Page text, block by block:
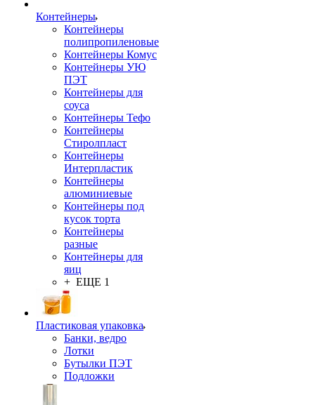
Контейнеры
Контейнеры
полипропиленовые
Контейнеры Комус
Контейнеры УЮ
ПЭТ
Контейнеры для
соуса
Контейнеры Тефо
Контейнеры
Стиролпласт
Контейнеры
Интерпластик
Контейнеры
алюминиевые
Контейнеры под
кусок торта
Контейнеры
разные
Контейнеры для
яиц
+ ЕЩЕ 1
Пластиковая упаковка
Банки, ведро
Лотки
Бутылки ПЭТ
Подложки